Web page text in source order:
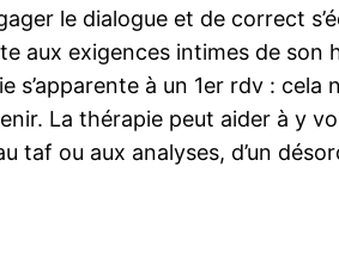
le dialogue et de correct
aux exigences intimes de
à un 1er rdv :
La thérapie peut aider à y
taf ou aux analyses, d’un